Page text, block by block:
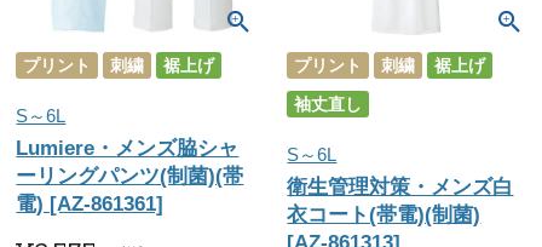
プリント 刺繍 裾上げ
S～6L
Lumiere・メンズ脇シャ
ーリングパンツ(制菌)(帯
電) [AZ-861361]
プリント 刺繍
裾上げ
袖丈直し
S～6L
衛生管理対策・メンズ白
衣コート(帯電)(制菌)